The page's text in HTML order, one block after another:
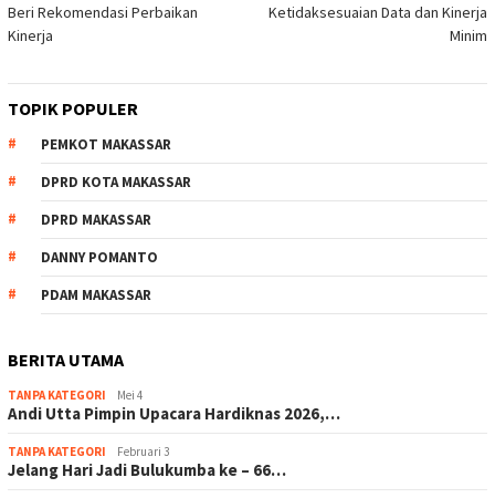
Beri Rekomendasi Perbaikan
Kinerja
Ketidaksesuaian Data dan Kinerja
Minim
TOPIK POPULER
PEMKOT MAKASSAR
DPRD KOTA MAKASSAR
DPRD MAKASSAR
DANNY POMANTO
PDAM MAKASSAR
BERITA UTAMA
TANPA KATEGORI Mei 4
Andi Utta Pimpin Upacara Hardiknas 2026,…
TANPA KATEGORI Februari 3
Jelang Hari Jadi Bulukumba ke – 66…